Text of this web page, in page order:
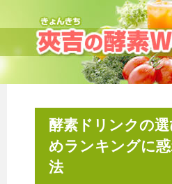
酵素ドリンクの
めランキングに
法